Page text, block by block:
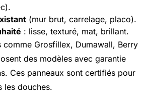
(mur brut, carrelage, placo).
: lisse, texturé, mat, brillant.
comme Grosfillex, Dumawall, Berry
des modèles avec garantie
Ces panneaux sont certifiés pour
les douches.